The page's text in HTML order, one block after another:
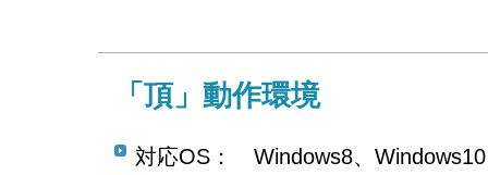
「頂」動作環境
対応OS： Windows8、Windows10